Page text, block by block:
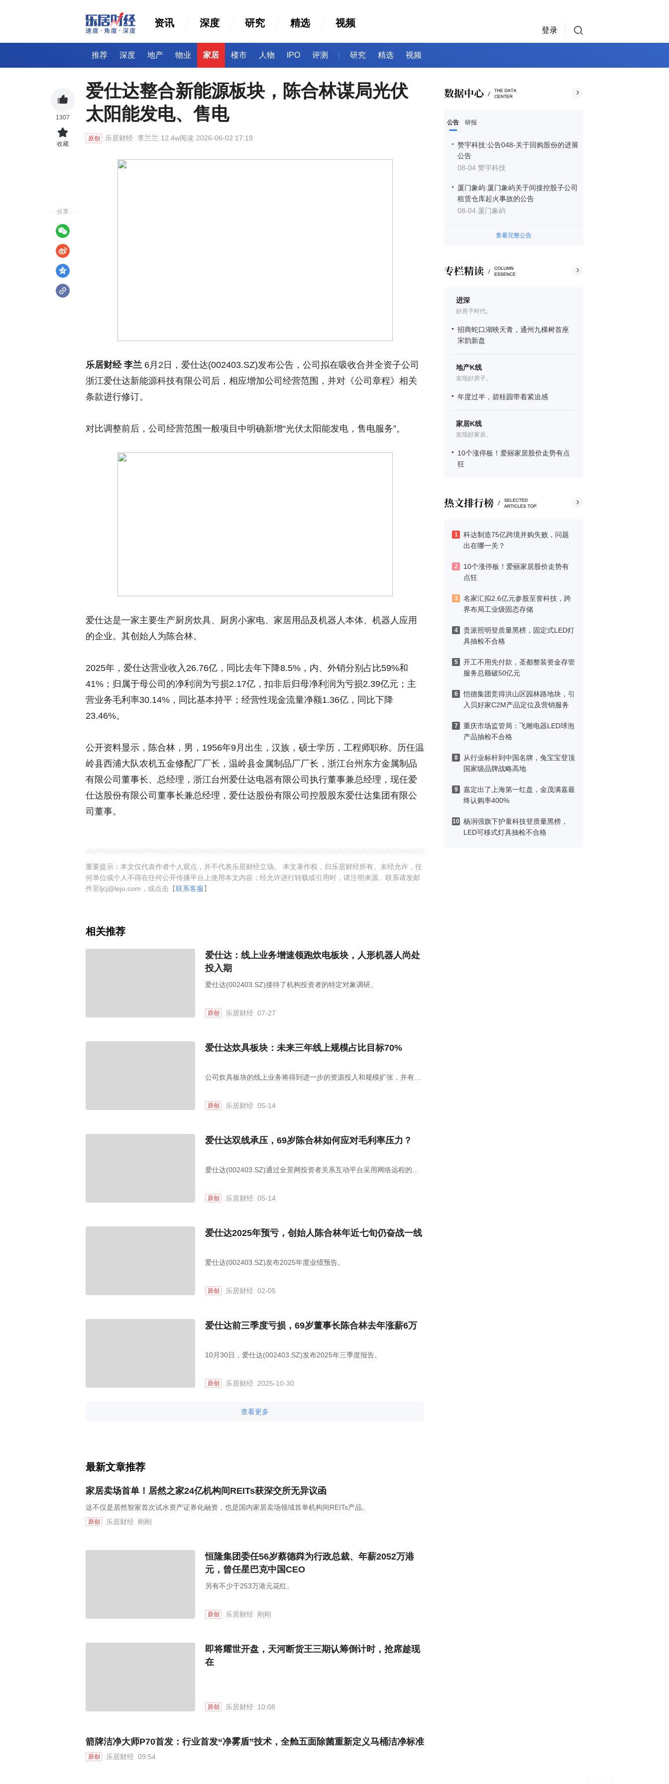
资讯 深度 研究 精选 视频
登录
推荐 深度 地产 物业 家居 楼市 人物 IPO 评测 研究 精选 视频
公告 研报
赞宇科技:公告048-关于回购股份的进展
公告
08-04 赞宇科技
厦门象屿:厦门象屿关于间接控股子公司
租赁仓库起火事故的公告
08-04 厦门象屿
查看完整公告
进深
好房子时代。
招商蛇口湖映天青，通州九棵树首座
宋韵新盘
地产K线
发现好房子。
年度过半，碧桂园带着紧迫感
家居K线
发现好家居。
10个涨停板！爱丽家居股价走势有点
狂
1
科达制造75亿跨境并购失败，问题
出在哪一关？
2
10个涨停板！爱丽家居股价走势有
点狂
3
名家汇拟2.6亿元参股至誉科技，跨
界布局工业级固态存储
4
贵派照明登质量黑榜，固定式LED灯
具抽检不合格
5
开工不用先付款，圣都整装资金存管
服务总额破50亿元
6
恺德集团竞得洪山区园林路地块，引
入贝好家C2M产品定位及营销服务
7
重庆市场监管局：飞雕电器LED球泡
产品抽检不合格
8
从行业标杆到中国名牌，兔宝宝登顶
国家级品牌战略高地
9
嘉定出了上海第一红盘，金茂满嘉最
终认购率400%
10 杨润强旗下护童科技登质量黑榜，
LED可移式灯具抽检不合格
爱仕达整合新能源板块，陈合林谋局光伏
太阳能发电、售电
原创 乐居财经 李兰兰 12.4w阅读 2026-06-02 17:19
乐居财经 李兰 6月2日，爱仕达(002403.SZ)发布公告，公司拟在吸收合并全资子公司
浙江爱仕达新能源科技有限公司后，相应增加公司经营范围，并对《公司章程》相关
条款进行修订。
对比调整前后，公司经营范围一般项目中明确新增“光伏太阳能发电，售电服务”。
爱仕达是一家主要生产厨房炊具、厨房小家电、家居用品及机器人本体、机器人应用
的企业。其创始人为陈合林。
2025年，爱仕达营业收入26.76亿，同比去年下降8.5%，内、外销分别占比59%和
41%；归属于母公司的净利润为亏损2.17亿，扣非后归母净利润为亏损2.39亿元；主
营业务毛利率30.14%，同比基本持平；经营性现金流量净额1.36亿，同比下降
23.46%。
公开资料显示，陈合林，男，1956年9月出生，汉族，硕士学历，工程师职称。历任温
岭县西浦大队农机五金修配厂厂长，温岭县金属制品厂厂长，浙江台州东方金属制品
有限公司董事长、总经理，浙江台州爱仕达电器有限公司执行董事兼总经理，现任爱
仕达股份有限公司董事长兼总经理，爱仕达股份有限公司控股股东爱仕达集团有限公
司董事。
重要提示：本文仅代表作者个人观点，并不代表乐居财经立场。 本文著作权，归乐居财经所有。未经允许，任
何单位或个人不得在任何公开传播平台上使用本文内容；经允许进行转载或引用时，请注明来源。联系请发邮
件至ljcj@leju.com，或点击【联系客服】
相关推荐
爱仕达：线上业务增速领跑炊电板块，人形机器人尚处
投入期
爱仕达(002403.SZ)接待了机构投资者的特定对象调研。
原创 乐居财经 07-27
爱仕达炊具板块：未来三年线上规模占比目标70%
公司炊具板块的线上业务将得到进一步的资源投入和规模扩张，并有望
原创 乐居财经 05-14
爱仕达双线承压，69岁陈合林如何应对毛利率压力？
爱仕达(002403.SZ)通过全景网投资者关系互动平台采用网络远程的方
原创 乐居财经 05-14
爱仕达2025年预亏，创始人陈合林年近七旬仍奋战一线
爱仕达(002403.SZ)发布2025年度业绩预告。
原创 乐居财经 02-05
爱仕达前三季度亏损，69岁董事长陈合林去年涨薪6万
10月30日，爱仕达(002403.SZ)发布2025年三季度报告。
原创 乐居财经 2025-10-30
查看更多
最新文章推荐
家居卖场首单！居然之家24亿机构间REITs获深交所无异议函
这不仅是居然智家首次试水资产证券化融资，也是国内家居卖场领域首单机构间REITs产品。
原创 乐居财经 刚刚
恒隆集团委任56岁蔡德粦为行政总裁、年薪2052万港
元，曾任星巴克中国CEO
另有不少于253万港元花红。
原创 乐居财经 刚刚
即将耀世开盘，天河断货王三期认筹倒计时，抢席趁现
在
原创 乐居财经 10:08
箭牌洁净大师P70首发：行业首发“净雾盾”技术，全舱五面除菌重新定义马桶洁净标准
原创 乐居财经 09:54
1307
收藏
分享